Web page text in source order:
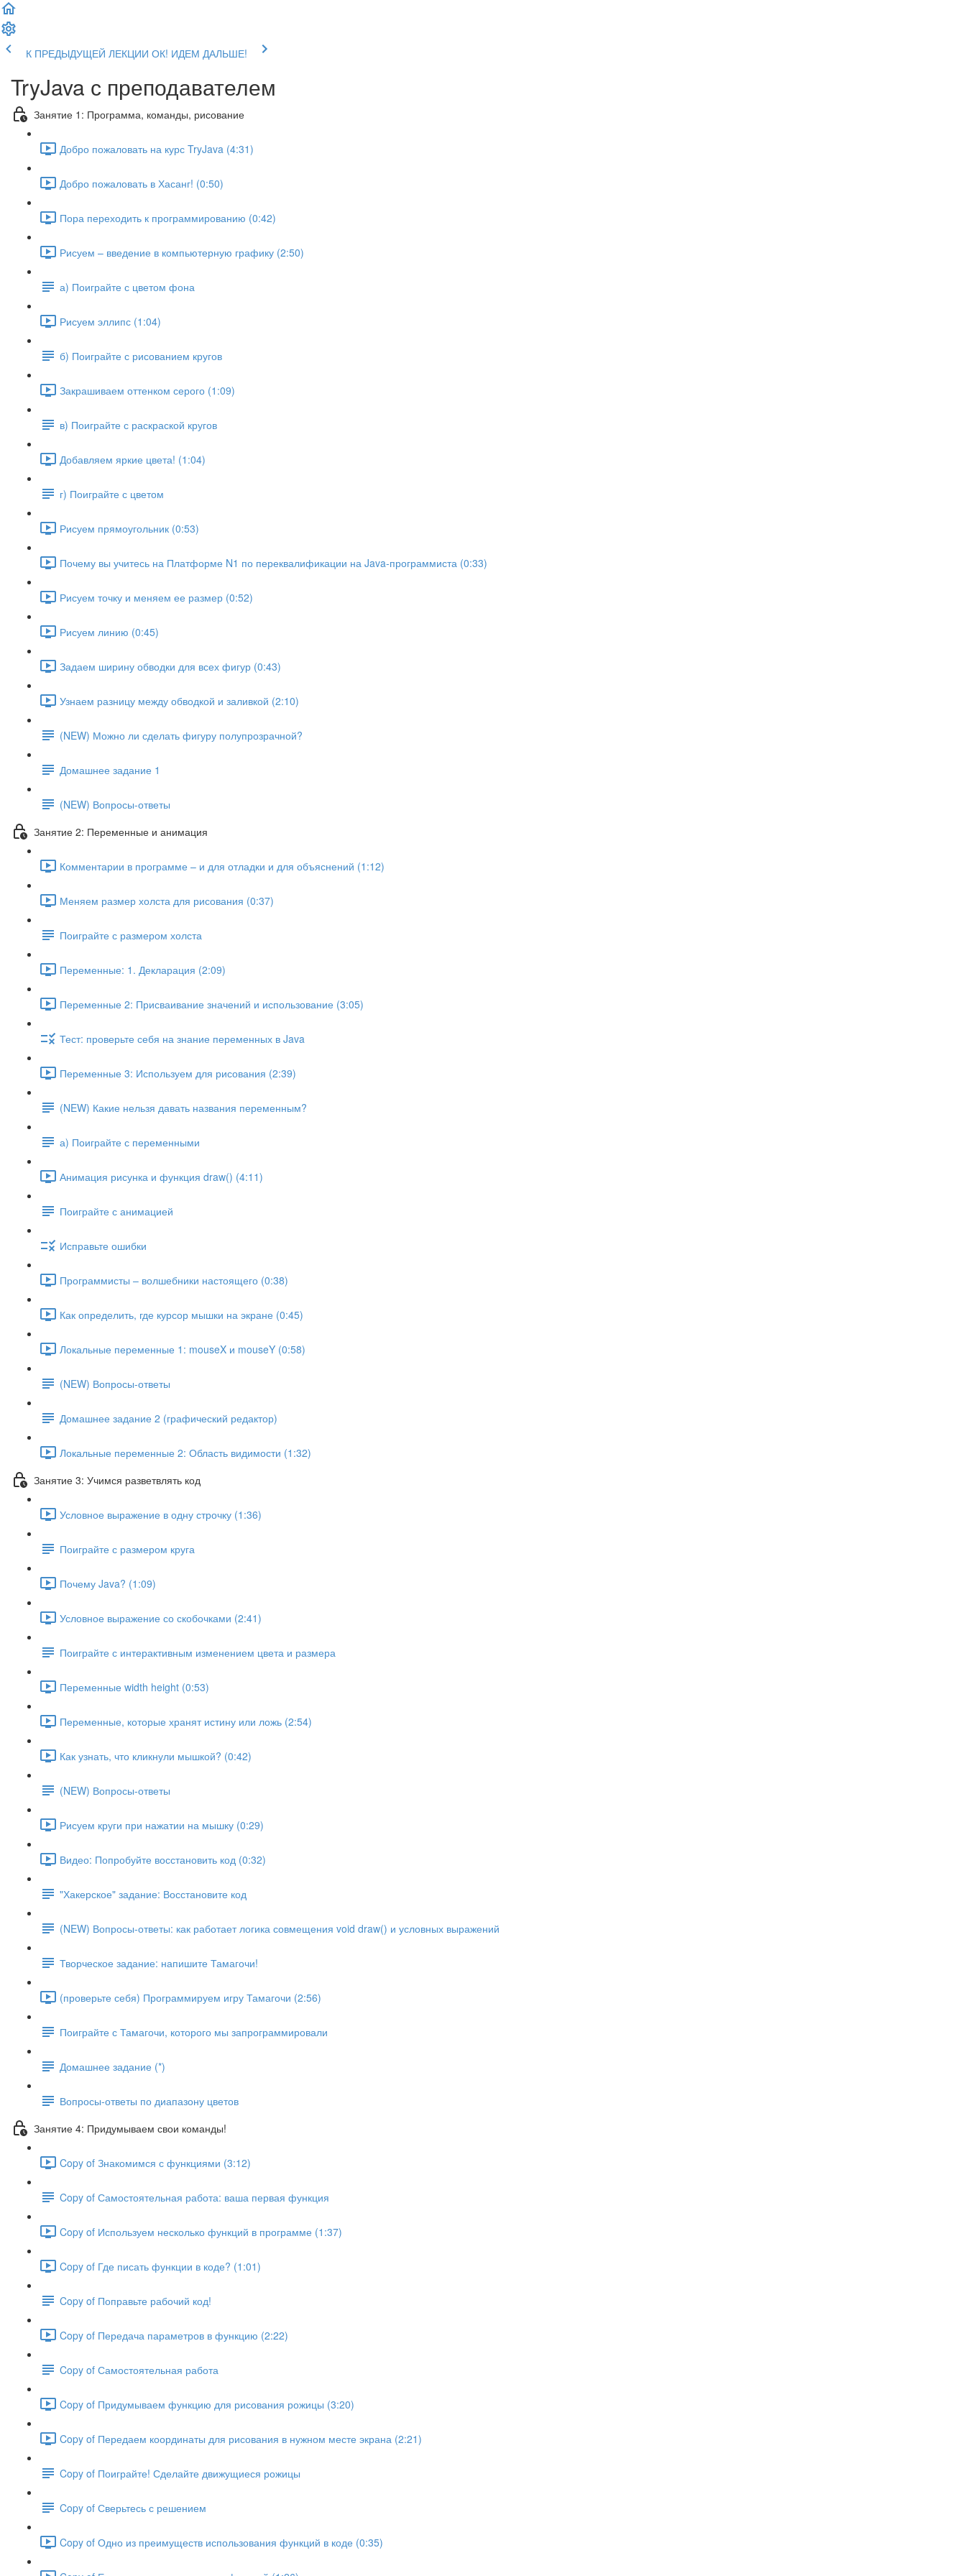
К ПРЕДЫДУЩЕЙ ЛЕКЦИИ ОК! ИДЕМ ДАЛЬШЕ!
TryJava с преподавателем
Занятие 1: Программа, команды, рисование
Добро пожаловать на курс TryJava (4:31)
Добро пожаловать в Хасанг! (0:50)
Пора переходить к программированию (0:42)
Рисуем – введение в компьютерную графику (2:50)
а) Поиграйте с цветом фона
Рисуем эллипс (1:04)
б) Поиграйте с рисованием кругов
Закрашиваем оттенком серого (1:09)
в) Поиграйте с раскраской кругов
Добавляем яркие цвета! (1:04)
г) Поиграйте с цветом
Рисуем прямоугольник (0:53)
Почему вы учитесь на Платформе N1 по переквалификации на Java-программиста (0:33)
Рисуем точку и меняем ее размер (0:52)
Рисуем линию (0:45)
Задаем ширину обводки для всех фигур (0:43)
Узнаем разницу между обводкой и заливкой (2:10)
(NEW) Можно ли сделать фигуру полупрозрачной?
Домашнее задание 1
(NEW) Вопросы-ответы
Занятие 2: Переменные и анимация
Комментарии в программе – и для отладки и для объяснений (1:12)
Меняем размер холста для рисования (0:37)
Поиграйте с размером холста
Переменные: 1. Декларация (2:09)
Переменные 2: Присваивание значений и использование (3:05)
Тест: проверьте себя на знание переменных в Java
Переменные 3: Используем для рисования (2:39)
(NEW) Какие нельзя давать названия переменным?
а) Поиграйте с переменными
Анимация рисунка и функция draw() (4:11)
Поиграйте с анимацией
Исправьте ошибки
Программисты – волшебники настоящего (0:38)
Как определить, где курсор мышки на экране (0:45)
Локальные переменные 1: mouseX и mouseY (0:58)
(NEW) Вопросы-ответы
Домашнее задание 2 (графический редактор)
Локальные переменные 2: Область видимости (1:32)
Занятие 3: Учимся разветвлять код
Условное выражение в одну строчку (1:36)
Поиграйте с размером круга
Почему Java? (1:09)
Условное выражение со скобочками (2:41)
Поиграйте с интерактивным изменением цвета и размера
Переменные width height (0:53)
Переменные, которые хранят истину или ложь (2:54)
Как узнать, что кликнули мышкой? (0:42)
(NEW) Вопросы-ответы
Рисуем круги при нажатии на мышку (0:29)
Видео: Попробуйте восстановить код (0:32)
"Хакерское" задание: Восстановите код
(NEW) Вопросы-ответы: как работает логика совмещения void draw() и условных выражений
Творческое задание: напишите Тамагочи!
(проверьте себя) Программируем игру Тамагочи (2:56)
Поиграйте с Тамагочи, которого мы запрограммировали
Домашнее задание (*)
Вопросы-ответы по диапазону цветов
Занятие 4: Придумываем свои команды!
Copy of Знакомимся с функциями (3:12)
Copy of Самостоятельная работа: ваша первая функция
Copy of Используем несколько функций в программе (1:37)
Copy of Где писать функции в коде? (1:01)
Copy of Поправьте рабочий код!
Copy of Передача параметров в функцию (2:22)
Copy of Самостоятельная работа
Copy of Придумываем функцию для рисования рожицы (3:20)
Copy of Передаем координаты для рисования в нужном месте экрана (2:21)
Copy of Поиграйте! Сделайте движущиеся рожицы
Copy of Сверьтесь с решением
Copy of Одно из преимуществ использования функций в коде (0:35)